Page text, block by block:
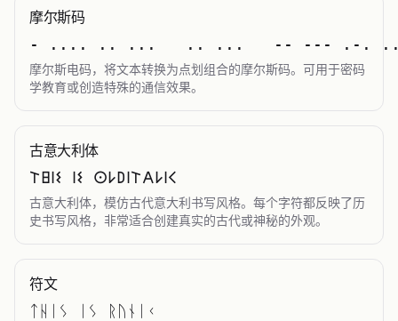
摩尔斯码
- .... .. ...   .. ...   -- --- .-.
摩尔斯电码，将文本转换为点划组合的摩尔斯码。可用于密码
学教育或创造特殊的通信效果。
古意大利体
𐌕𐌇𐌉𐌔 𐌉𐌔 𐌏𐌋𐌃𐌉𐌕𐌀𐌋𐌉𐌂
古意大利体，模仿古代意大利书写风格。每个字符都反映了历
史书写风格，非常适合创建真实的古代或神秘的外观。
符文
ᛏᚺᛁᛊ ᛁᛊ ᚱᚢᚾᛁᚲ